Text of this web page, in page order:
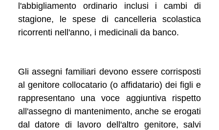
l'abbigliamento ordinario inclusi i cambi di
stagione, le spese di cancelleria scolastica
ricorrenti nell'anno, i medicinali da banco.
Gli assegni familiari devono essere corrisposti
al genitore collocatario (o affidatario) dei figli e
rappresentano una voce aggiuntiva rispetto
all'assegno di mantenimento, anche se erogati
dal datore di lavoro dell'altro genitore, salvi